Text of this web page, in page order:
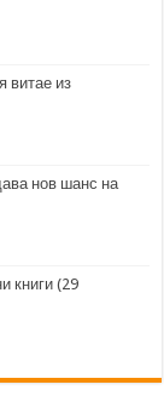
витае из
нов шанс на
книги (29